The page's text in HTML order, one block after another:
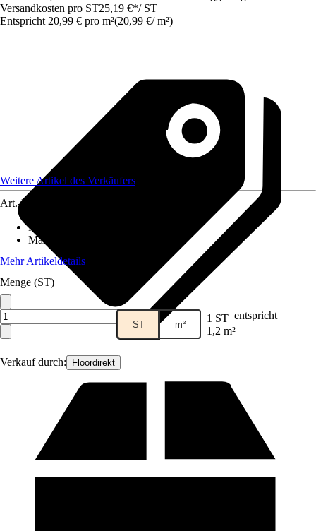
Versandkosten pro ST25,19 €*/ ST
Entspricht 20,99 € pro m²(20,99 €/ m²)
Verkauf durch: Floordirekt
Weitere Artikel des Verkäufers
Art.-Nr.
Material
Maße (BxL)
Mehr Artikeldetails
Menge (ST)
ST m² 1 ST entspricht
1,2 m²